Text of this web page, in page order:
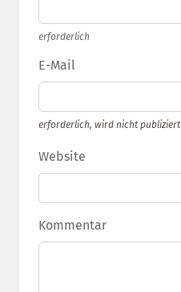
erforderlich
E-Mail
erforderlich, wird nicht publiziert
Website
Kommentar